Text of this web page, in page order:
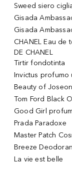
Sweed siero
Gisada
Gisada
CHANEL Eau de
DE CHANEL
Tirtir fondotinta
Invictus profumo
Beauty of
Tom Ford Black
Good Girl
Prada Paradoxe
Master Patch
Breeze
La vie est belle